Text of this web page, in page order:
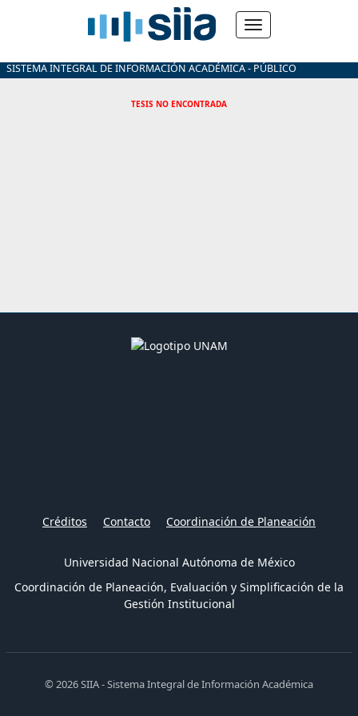
SISTEMA INTEGRAL DE INFORMACIÓN ACADÉMICA - PÚBLICO
TESIS NO ENCONTRADA
Créditos Contacto Coordinación de Planeación
Universidad Nacional Autónoma de México
Coordinación de Planeación, Evaluación y Simplificación de la
Gestión Institucional
© 2026 SIIA - Sistema Integral de Información Académica